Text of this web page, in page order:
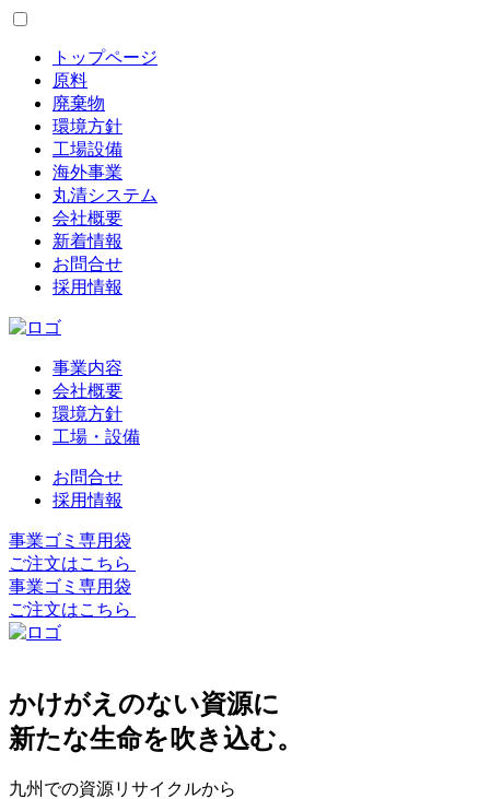
トップページ
原料
廃棄物
環境方針
工場設備
海外事業
丸清システム
会社概要
新着情報
お問合せ
採用情報
事業内容
会社概要
環境方針
工場・設備
お問合せ
採用情報
事業ゴミ専用袋
ご注文はこちら
事業ゴミ専用袋
ご注文はこちら
かけがえのない資源に
新たな生命を吹き込む。
九州での資源リサイクルから